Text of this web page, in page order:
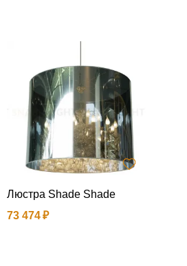
Люстра Shade Shade
73 474